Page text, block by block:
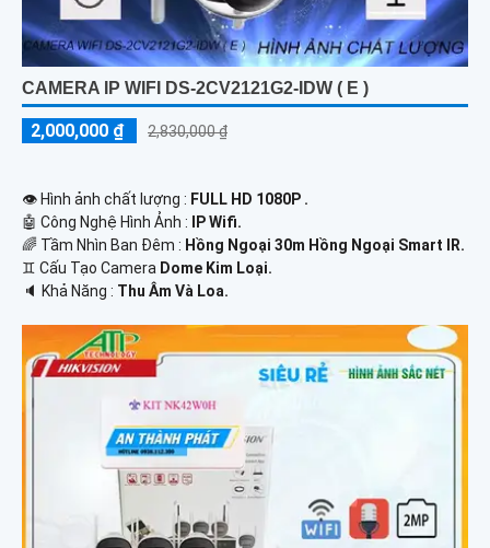
CAMERA IP WIFI DS-2CV2121G2-IDW ( E )
2,000,000 ₫ 2,830,000 ₫
👁 Hình ảnh chất lượng : FULL HD 1080P .
🤖️ Công Nghệ Hình Ảnh :
IP Wifi.
🌈 Tầm Nhìn Ban Đêm : Hồng Ngoại 30m Hồng Ngoại Smart IR.
♊ Cấu Tạo Camera Dome Kim Loại.
️🔈 Khả Năng : Thu Âm Và Loa.